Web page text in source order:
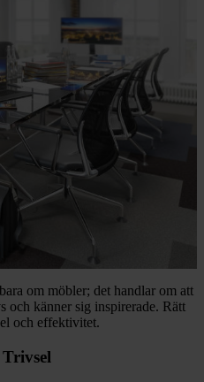
om möbler; det handlar om att
och känner sig inspirerade. Rätt
och effektivitet.